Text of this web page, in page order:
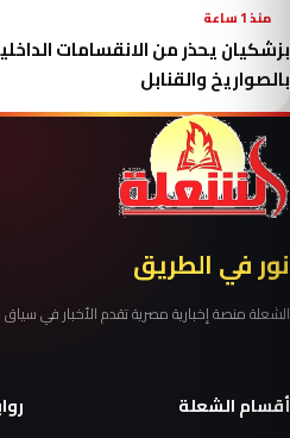
منذ 1 ساعة
بزشكيان يحذر من الانقسامات
بالصواريخ والقنابل
نور في الطريق
الشعلة منصة إخبارية مصرية تقدم الأخبار في
أقسام الشعلة